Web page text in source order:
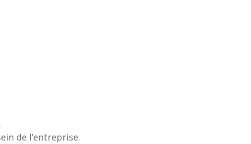
de l’entreprise.